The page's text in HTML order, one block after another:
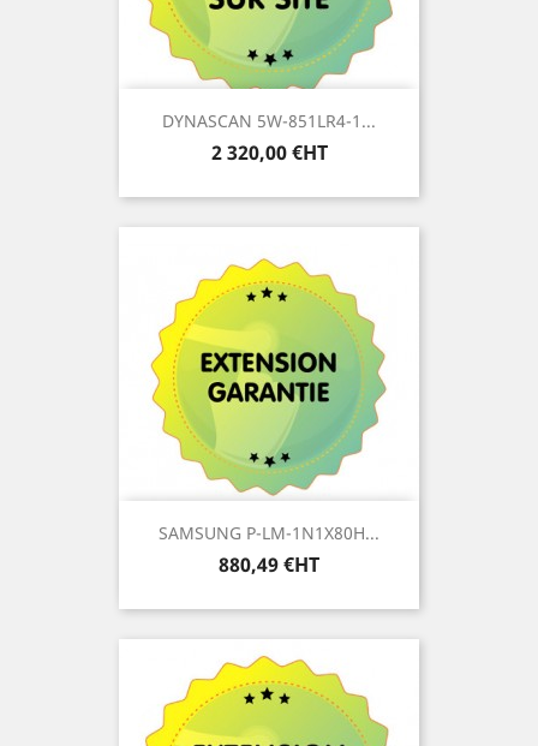
DYNASCAN 5W-851LR4-1...
Prix
2 320,00 €HT
SAMSUNG P-LM-1N1X80H...
Prix
880,49 €HT